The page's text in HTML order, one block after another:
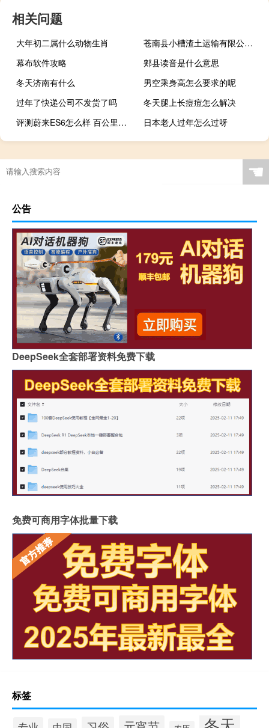
相关问题
大年初二属什么动物生肖
苍南县小槽渣土运输有限公司(关于苍南县小槽渣土运输有限公司简述)
幕布软件攻略
郏县读音是什么意思
冬天济南有什么
男空乘身高怎么要求的呢
过年了快递公司不发货了吗
冬天腿上长痘痘怎么解决
评测蔚来ES6怎么样 百公里加速4.24秒
日本老人过年怎么过呀
☚
公告
DeepSeek全套部署资料免费下载
免费可商用字体批量下载
标签